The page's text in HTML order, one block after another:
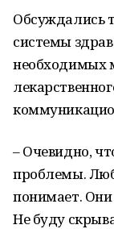
Обсуждались
системы
необходимых
– Очевидно,
проблемы.
понимает.
Не буду